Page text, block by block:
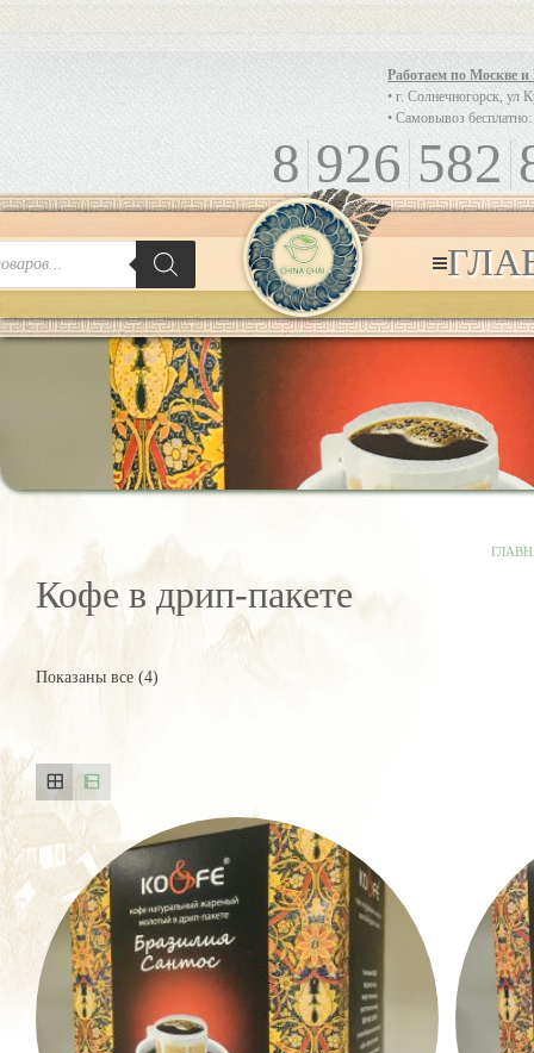
Работаем по Москве
• г. Солнечногорск, ул
• Самовывоз
8 926 582
Кофе в дрип-пакете
Показаны все (4)